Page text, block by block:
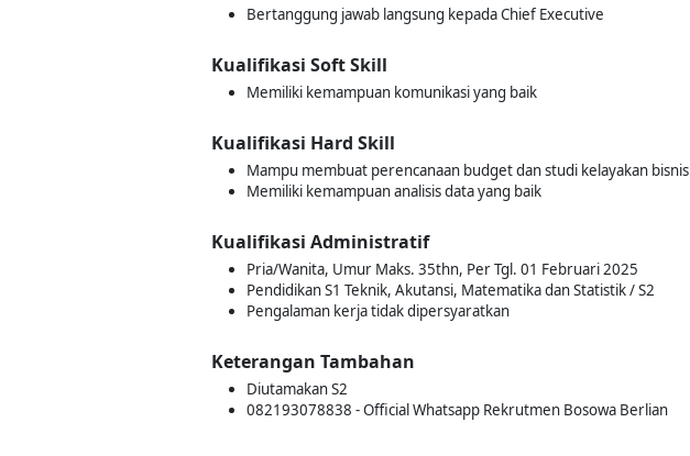
Bertanggung jawab langsung kepada Chief Executive
Kualifikasi Soft Skill
Memiliki kemampuan komunikasi yang baik
Kualifikasi Hard Skill
Mampu membuat perencanaan budget dan studi kelayakan bisnis
Memiliki kemampuan analisis data yang baik
Kualifikasi Administratif
Pria/Wanita, Umur Maks. 35thn, Per Tgl. 01 Februari 2025
Pendidikan S1 Teknik, Akutansi, Matematika dan Statistik / S2
Pengalaman kerja tidak dipersyaratkan
Keterangan Tambahan
Diutamakan S2
082193078838 - Official Whatsapp Rekrutmen Bosowa Berlian